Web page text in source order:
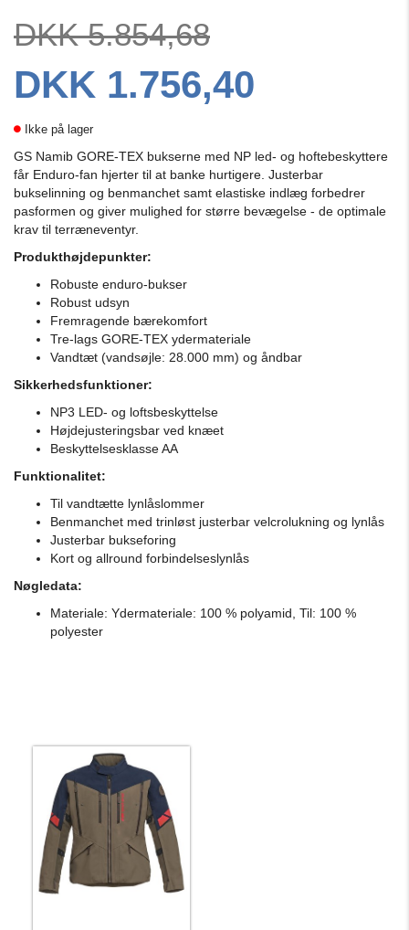
DKK 5.854,68
DKK 1.756,40
Ikke på lager
GS Namib GORE-TEX bukserne med NP led- og hoftebeskyttere
får Enduro-fan hjerter til at banke hurtigere. Justerbar
bukselinning og benmanchet samt elastiske indlæg forbedrer
pasformen og giver mulighed for større bevægelse - de optimale
krav til terræneventyr.
Produkthøjdepunkter:
Robuste enduro-bukser
Robust udsyn
Fremragende bærekomfort
Tre-lags GORE-TEX ydermateriale
Vandtæt (vandsøjle: 28.000 mm) og åndbar
Sikkerhedsfunktioner:
NP3 LED- og loftsbeskyttelse
Højdejusteringsbar ved knæet
Beskyttelsesklasse AA
Funktionalitet:
Til vandtætte lynlåslommer
Benmanchet med trinløst justerbar velcrolukning og lynlås
Justerbar bukseforing
Kort og allround forbindelseslynlås
Nøgledata:
Materiale: Ydermateriale: 100 % polyamid, Til: 100 %
polyester